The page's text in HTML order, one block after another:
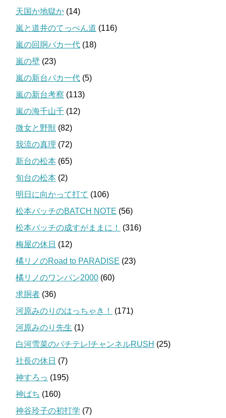
天国か地獄か (14)
嵐と道井のてっぺん道 (116)
嵐の回胴バカ一代 (18)
嵐の壁 (23)
嵐の新台バカ一代 (5)
嵐の新台考察 (113)
嵐の海千山千 (12)
微女と野獣 (82)
我流の真理 (72)
新台の松本 (65)
旬台の松本 (2)
明日に向かって打て (106)
松本バッチのBATCH NOTE (56)
松本バッチの成すがままに！
(316)
梅屋の休日 (12)
橘リノのRoad to PARADISE (23)
橘リノのワンパン2000 (60)
求胴者 (36)
河原みのりのはっちゃき！
(171)
河原みのり先生 (1)
白河雪菜のパチテレ!チャンネルRUSH (25)
社長の休日 (7)
神すろっ (195)
神ぱち (160)
神谷玲子の初打学 (7)